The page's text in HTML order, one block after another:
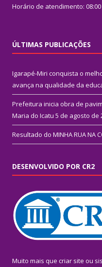
Horário de atendimento: 08:00
ÚLTIMAS PUBLICAÇÕES
Igarapé-Miri conquista o
avança na qualidade da
Prefeitura inicia obra de
Maria do Icatu 5 de agosto de
Resultado do MINHA RUA NA
DESENVOLVIDO POR CR2
Muito mais que criar site ou